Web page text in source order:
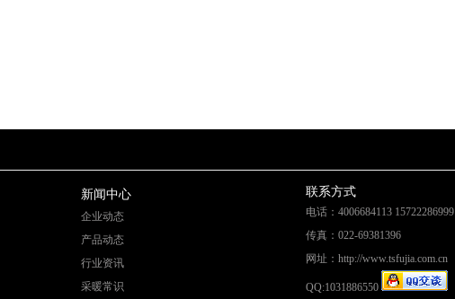
新闻中心
企业动态
产品动态
行业资讯
采暖常识
联系方式
电话：4006684113 15722286999
传真：022-69381396
网址：http://www.tsfujia.com.cn
QQ:1031886550